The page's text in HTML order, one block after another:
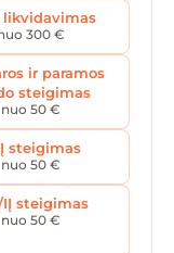
likvidavimas
300 €
ir paramos
steigimas
nuo 50 €
steigimas
nuo 50 €
IĮ steigimas
nuo 50 €